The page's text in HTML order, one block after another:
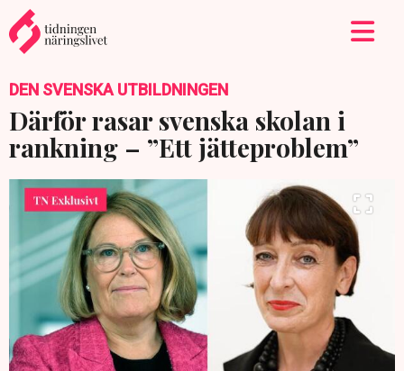
DEN SVENSKA UTBILDNINGEN
Därför rasar svenska skolan i
rankning – ”Ett jätteproblem”